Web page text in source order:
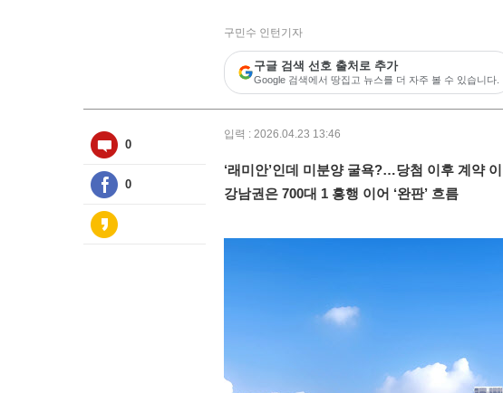
구민수 인턴기자
구글 검색 선호 출처로 추가
Google 검색에서 땅집고 뉴스를 더 자주 볼 수 있습니다.
0
0
입력 : 2026.04.23 13:46
‘래미안’인데 미분양 굴욕?…당첨 이후 계약
강남권은 700대 1 흥행 이어 ‘완판’ 흐름